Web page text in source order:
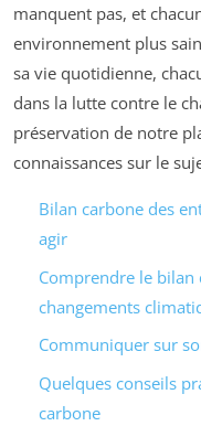
manquent pas, et
environnement plus
sa vie quotidienne,
dans la lutte contre le
préservation de notre
connaissances sur le
Bilan carbone des
agir
Comprendre le bilan
changements
Communiquer sur
Quelques conseils
carbone